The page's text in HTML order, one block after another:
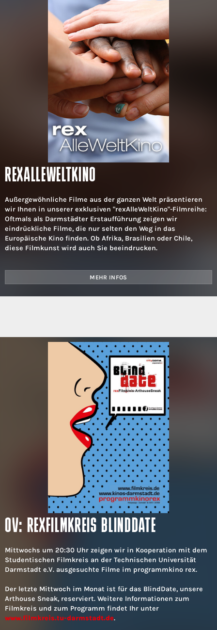
REXALLEWELTKINO
Außergewöhnliche Filme aus der ganzen Welt präsentieren
wir Ihnen in unserer exklusiven "rexAlleWeltKino"-Filmreihe:
Oftmals als Darmstädter Erstaufführung zeigen wir
eindrückliche Filme, die nur selten den Weg in das
Europäische Kino finden. Ob Afrika, Brasilien oder Chile,
diese Filmkunst wird auch Sie beeindrucken.
MEHR INFOS
OV: REXFILMKREIS BLINDDATE
Mittwochs um 20:30 Uhr zeigen wir in Kooperation mit dem
Studentischen Filmkreis an der Technischen Universität
Darmstadt e.V. ausgesuchte Filme im programmkino rex.
Der letzte Mittwoch im Monat ist für das BlindDate, unsere
Arthouse Sneak, reserviert. Weitere Informationen zum
Filmkreis und zum Programm findet Ihr unter
www.filmkreis.tu-darmstadt.de.